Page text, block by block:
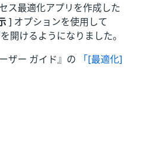
ス最適化アプリを作成した
] オプションを使用して
開けるようになりました。
ザー ガイド』の
「[最適化]